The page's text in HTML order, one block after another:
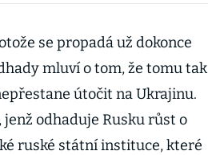
se propadá už dokonce
mluví o tom, že tomu tak
útočit na Ukrajinu.
odhaduje Rusku růst o
ruské státní instituce, které